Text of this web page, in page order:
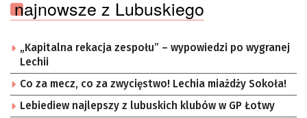
najnowsze z Lubuskiego
„Kapitalna rekacja zespołu” – wypowiedzi po wygranej
Lechii
Co za mecz, co za zwycięstwo! Lechia miażdży Sokoła!
Lebiediew najlepszy z lubuskich klubów w GP Łotwy